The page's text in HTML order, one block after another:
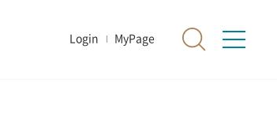
Login MyPage